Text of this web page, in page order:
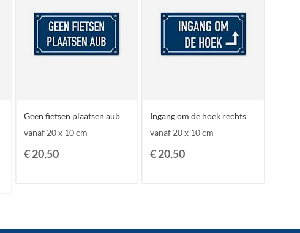
Geen fietsen plaatsen aub
vanaf 20 x 10 cm
€ 20,50
Ingang om de hoek rechts
vanaf 20 x 10 cm
€ 20,50